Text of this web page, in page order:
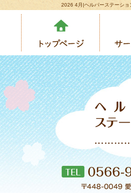
2026 4月|ヘルパーステーショ